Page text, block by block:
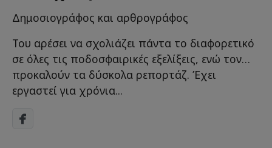
Δημοσιογράφος και αρθρογράφος
Του αρέσει να σχολιάζει πάντα το διαφορετικό
σε όλες τις ποδοσφαιρικές εξελίξεις, ενώ τον…
προκαλούν τα δύσκολα ρεπορτάζ. Έχει
εργαστεί για χρόνια...